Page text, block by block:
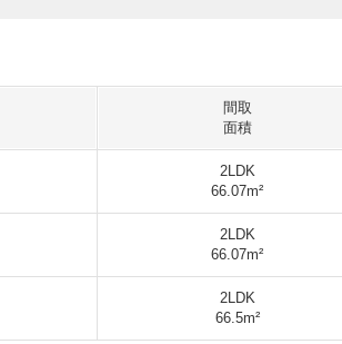
間取
面積
2LDK
66.07m²
2LDK
66.07m²
2LDK
66.5m²